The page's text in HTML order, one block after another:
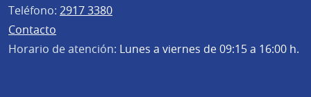
Teléfono: 2917 3380
Contacto
Horario de atención: Lunes a viernes de 09:15 a 16:00 h.